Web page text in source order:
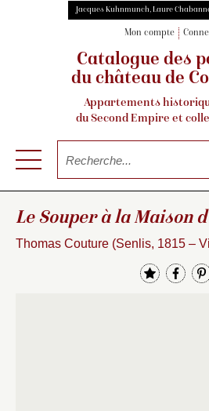
Jacques Kuhnmunch, Laure
Mon compte
Catalogue des
du château de
Appartements
du Second Empire et
Le Souper à la Maison
Thomas Couture (Senlis, 1815 –